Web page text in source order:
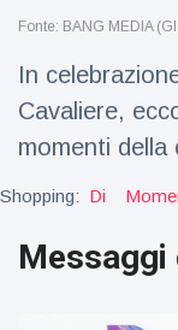
Ultime
Fonte: BANG MEDIA
In
Cavaliere,
momenti della
Shopping: Di